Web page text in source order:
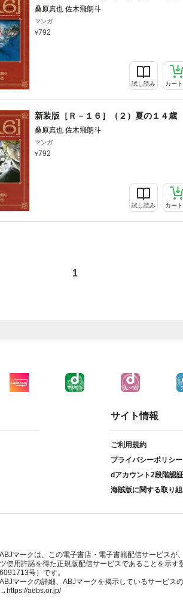
桑原真也 佐木飛朗斗
マンガ
792
試し読み カー
新装版［Ｒ－１６］（２）夏の１４歳
桑原真也 佐木飛朗斗
マンガ
792
試し読み カー
1
サイト情報
ご利用規約
プライバシーポリシー
dアカウント2段階認
海賊版に関する取り
ABJマークは、この電子書店・電子書籍配信サービスが
ツ使用許諾を得た正規版配信サービスであることを示す
6091713号）です。
ABJマークの詳細、ABJマークを掲示しているサービス
→ https://aebs.or.jp/